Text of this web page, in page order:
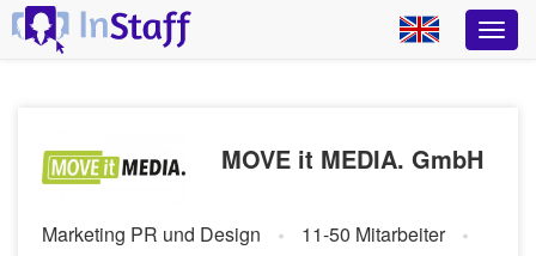
MOVE it MEDIA. GmbH
Marketing PR und Design
11-50 Mitarbeiter